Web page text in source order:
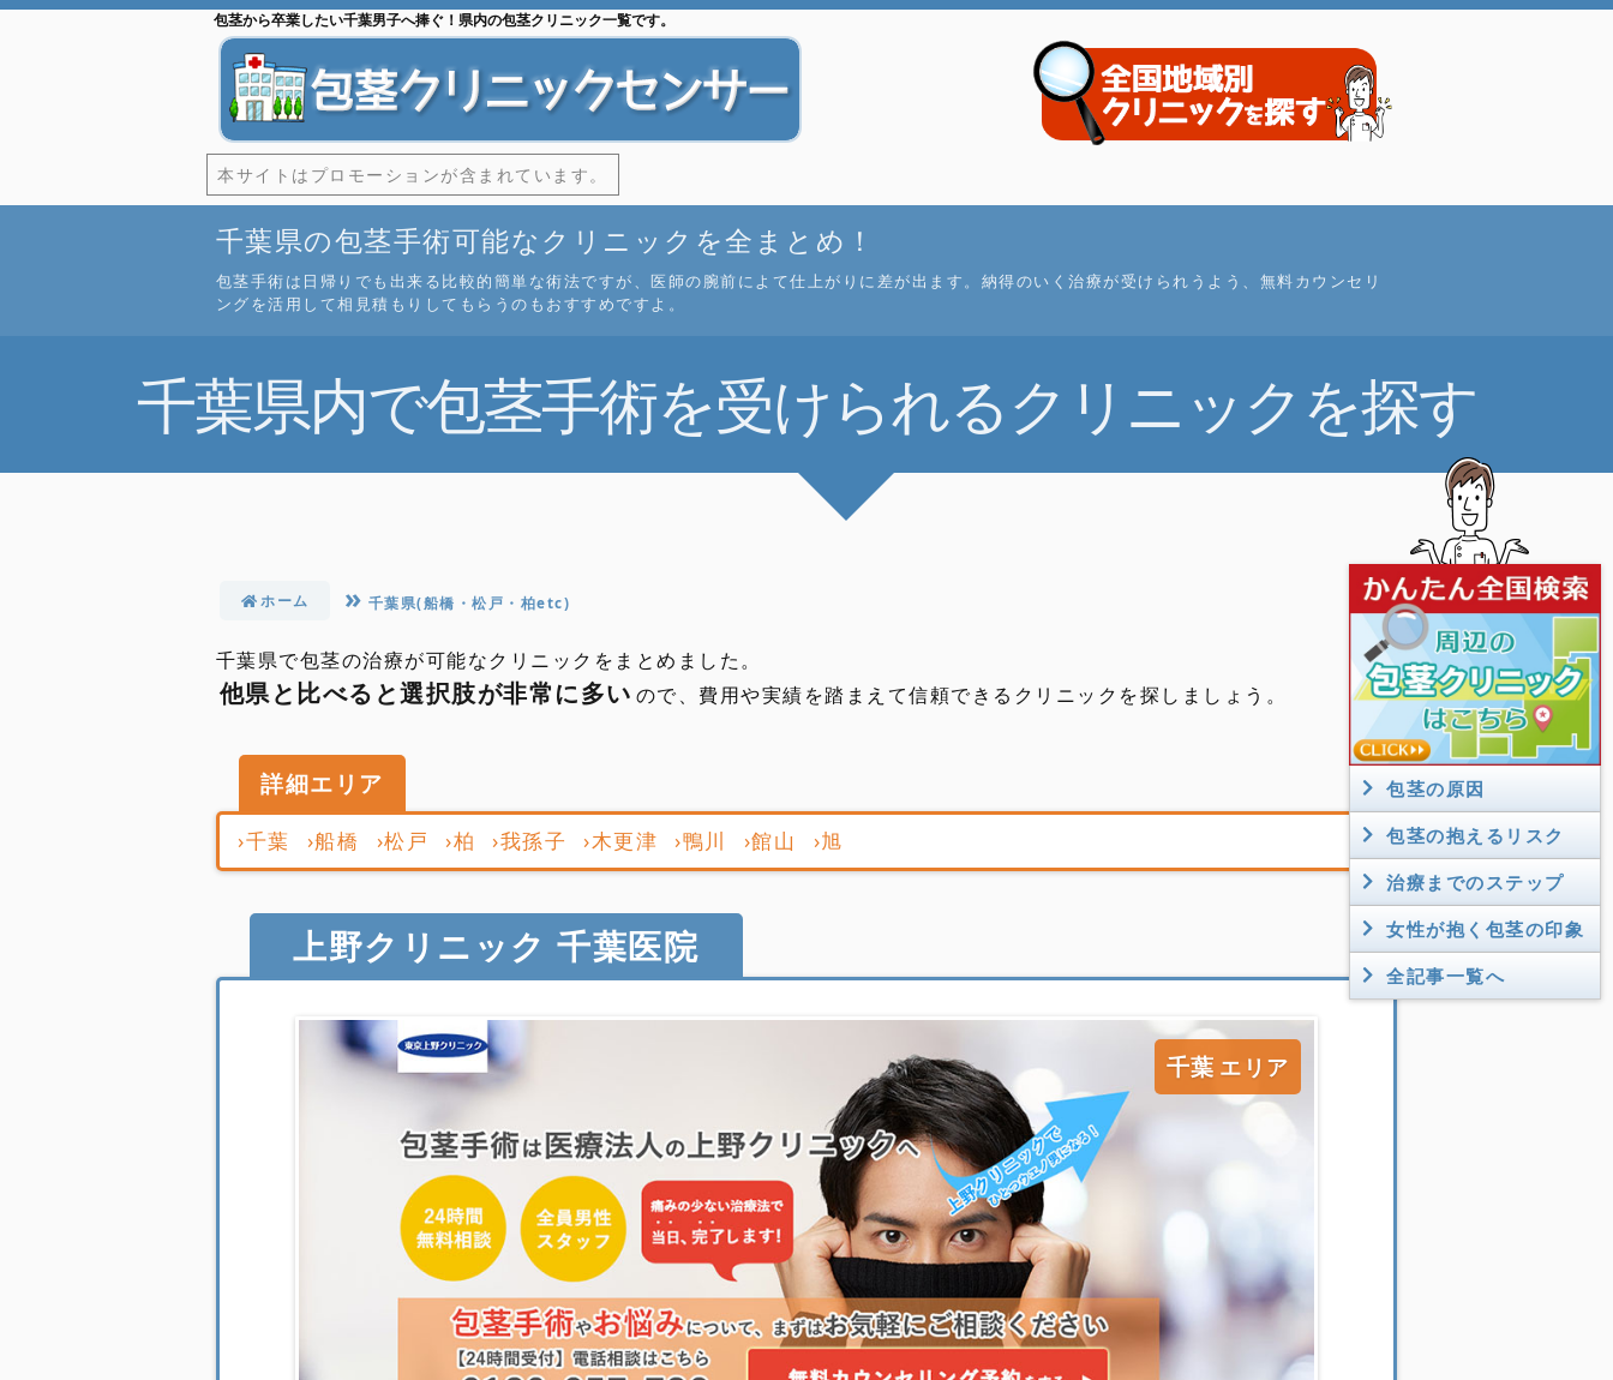
包茎から卒業したい千葉男子へ捧ぐ！県内の包茎クリニック一覧です。
本サイトはプロモーションが含まれています。
包茎の原因
包茎の抱えるリスク
治療までのステップ
女性が抱く包茎の印象
全記事一覧へ
千葉県の包茎手術可能なクリニックを全まとめ！
包茎手術は日帰りでも出来る比較的簡単な術法ですが、医師の腕前によて仕上がりに差が出ます。納得のいく治療が受けられうよう、無料カウンセリ
ングを活用して相見積もりしてもらうのもおすすめですよ。
青森
群馬 栃木 茨城
神奈川 千葉
兵庫
京都
山口
島根 鳥取
広島 岡山
佐賀 福岡
長崎 大分
鹿児島
千葉県内で包茎手術を受けられるクリニックを探す
ホーム 千葉県(船橋・松戸・柏etc)
千葉県で包茎の治療が可能なクリニックをまとめました。
他県と比べると選択肢が非常に多い ので、費用や実績を踏まえて信頼できるクリニックを探しましょう。
詳細エリア
›千葉 ›船橋 ›松戸 ›柏 ›我孫子 ›木更津 ›鴨川 ›館山 ›旭
上野クリニック 千葉医院
千葉 エリア